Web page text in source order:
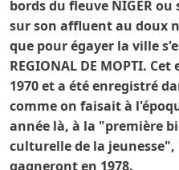
bords du fleuve NIGER
sur son affluent au doux
que pour égayer la ville
REGIONAL DE MOPTI.
1970 et a été enregistré
comme on faisait à
année là, à la "première
culturelle de la
gagneront en 1978.